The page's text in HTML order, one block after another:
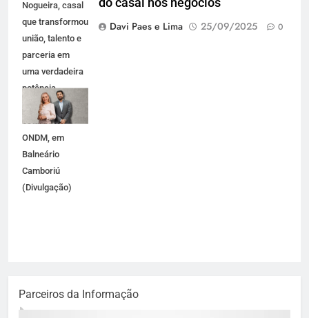
Nogueira, casal
que transformou
união, talento e
parceria em
uma verdadeira
potência
empresarial
estarão no
ONDM, em
Balneário
Camboriú
(Divulgação)
do casal nos negócios
Davi Paes e Lima
25/09/2025 0
Parceiros da Informação